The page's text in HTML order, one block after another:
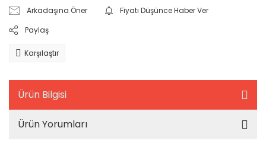
Arkadaşına Öner
Fiyatı Düşünce Haber Ver
Paylaş
Karşılaştır
Ürün Bilgisi
Ürün Yorumları